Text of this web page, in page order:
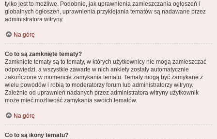
tylko jest to możliwe. Podobnie, jak uprawnienia zamieszczania ogłoszeń i
globalnych ogłoszeń, uprawnienia przyklejania tematów są nadawane przez
administratora witryny.
Na górę
Co to są zamknięte tematy?
Zamknięte tematy są to tematy, w których użytkownicy nie mogą zamieszczać
odpowiedzi, a wszystkie zawarte w nich ankiety zostały automatycznie
zakończone w momencie zamykania tematu. Tematy mogą być zamykane z
wielu powodów i robią to moderatorzy forum lub administratorzy witryny.
Zależnie od uprawnień nadanych przez administratora witryny użytkownik
może mieć możliwość zamykania swoich tematów.
Na górę
Co to są ikony tematu?